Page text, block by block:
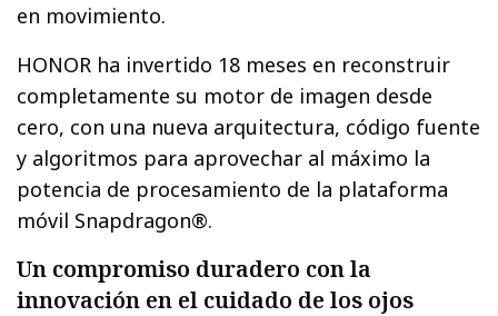
en movimiento.
HONOR ha invertido 18 meses en reconstruir
completamente su motor de imagen desde
cero, con una nueva arquitectura, código fuente
y algoritmos para aprovechar al máximo la
potencia de procesamiento de la plataforma
móvil Snapdragon®.
Un compromiso duradero con la
innovación en el cuidado de los ojos